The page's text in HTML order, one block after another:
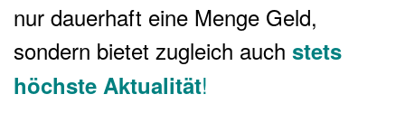
nur dauerhaft eine Menge Geld,
sondern bietet zugleich auch stets
höchste Aktualität!